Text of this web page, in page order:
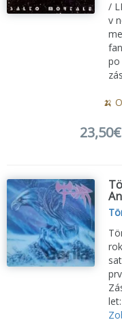
/
v
po
🍌
23,50€